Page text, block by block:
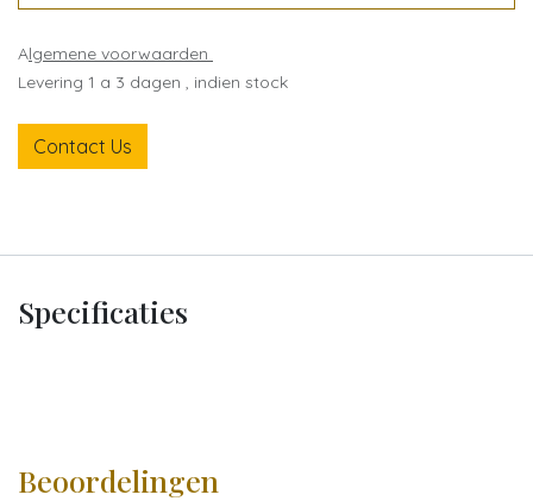
Algemene voorwaarden
Levering 1 a 3 dagen , indien stock
Contact Us
Specificaties
Beoordelingen